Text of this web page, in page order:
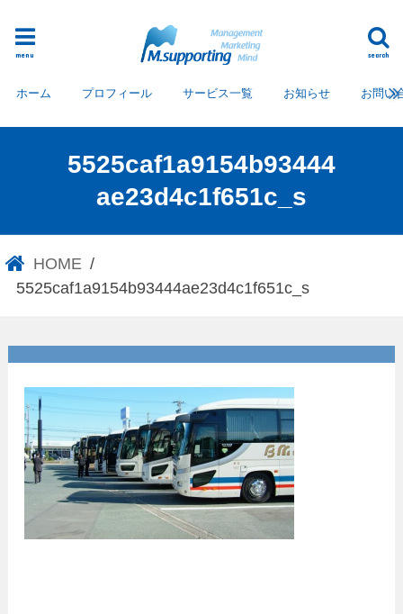
search
menu
ホーム プロフィール サービス一覧 お知らせ お問い
5525caf1a9154b93444
ae23d4c1f651c_s
HOME
5525caf1a9154b93444ae23d4c1f651c_s
5525caf1a9154b93444ae23d4c